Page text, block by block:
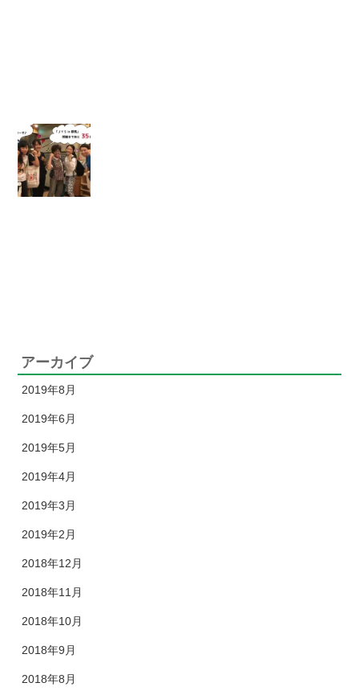
アーカイブ
2019年8月
2019年6月
2019年5月
2019年4月
2019年3月
2019年2月
2018年12月
2018年11月
2018年10月
2018年9月
2018年8月